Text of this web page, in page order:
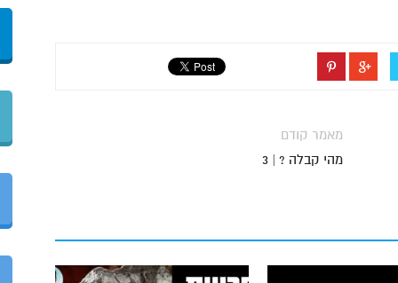
מאמר קודם
מהי קבלה ? | 3